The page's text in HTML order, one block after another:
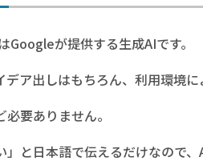
Googleが提供する生成AIです。
ア出しはもちろん、利用環境に
要ありません。
」と日本語で伝えるだけなので